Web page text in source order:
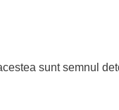
sunt semnul